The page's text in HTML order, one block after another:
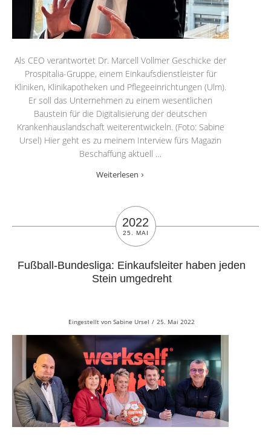
Als CEO verantwortet Dr. Marcell Vollmer Geschicke der
Prospitalia-Gruppe, einem Einkaufsdienstleister für
Kliniken, Klinikapotheken und Pflegeeinrichtungen (Ulm).
Er soll das Unternehmen zu einem wesentlichen
Baustein für die Digitalisierung der deutschen
Krankenhauslandschaft weiterentwickeln. (Foto: Sabine
Ursel) Hier geht es zu meinem Interview fürs Magazin
Beschaffung aktuell …
Weiterlesen
2022
25. MAI
Fußball-Bundesliga: Einkaufsleiter haben jeden
Stein umgedreht
Eingestellt vonSabine Ursel / 25. Mai 2022